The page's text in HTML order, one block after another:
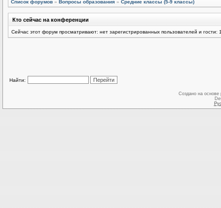
Список форумов » Вопросы образования » Средние классы (5-9 классы)
Кто сейчас на конференции
Сейчас этот форум просматривают: нет зарегистрированных пользователей и гости:
Найти:
Создано на основе